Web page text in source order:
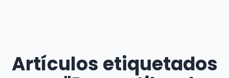
Artículos etiquetados